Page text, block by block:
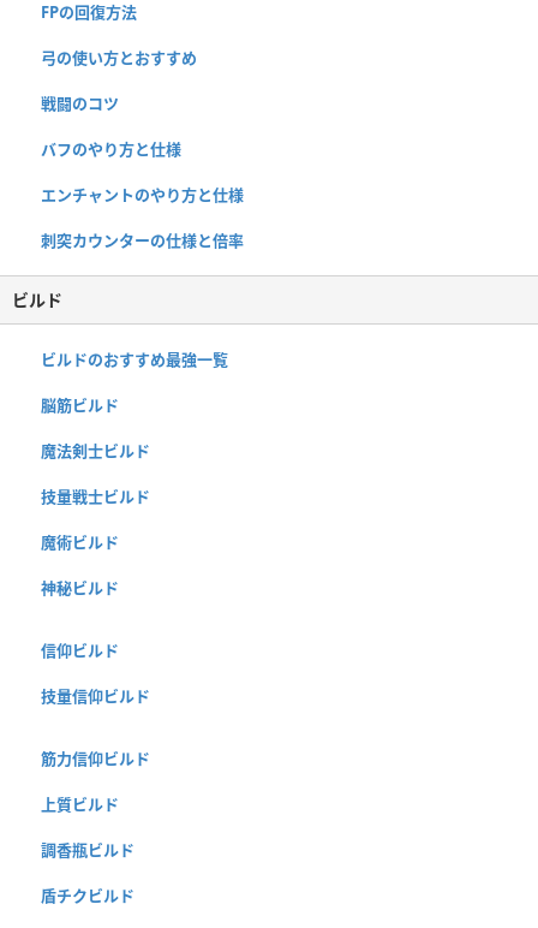
FPの回復方法
弓の使い方とおすすめ
戦闘のコツ
バフのやり方と仕様
エンチャントのやり方と仕様
刺突カウンターの仕様と倍率
ビルド
ビルドのおすすめ最強一覧
脳筋ビルド
魔法剣士ビルド
技量戦士ビルド
魔術ビルド
神秘ビルド
信仰ビルド
技量信仰ビルド
筋力信仰ビルド
上質ビルド
調香瓶ビルド
盾チクビルド